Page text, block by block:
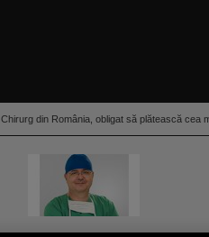
Chirurg din România, obligat să plătească cea